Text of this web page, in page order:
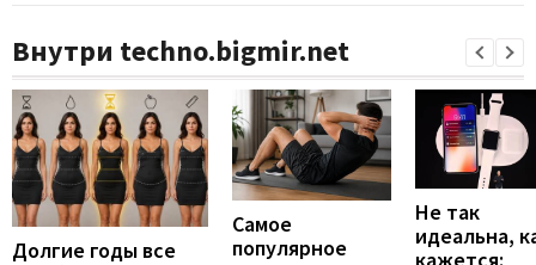
Внутри techno.bigmir.net
Долгие годы все
Самое
популярное
Не так
идеальна,
кажется: